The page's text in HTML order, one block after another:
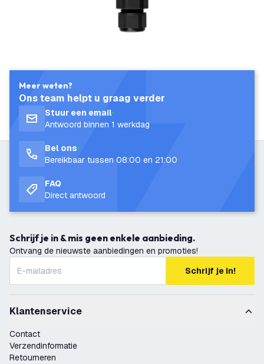
Meer weten?
Ons team helpt u graag verder
Stuur een email
Antwoord binnen 1 werkdag
Bel ons
Bereikbaar tussen 08:00 en 21:00
FAQ
Direct antwoord
Schrijf je in & mis geen enkele aanbieding.
Ontvang de nieuwste aanbiedingen en promoties!
Schrijf je in!
Klantenservice
Contact
Verzendinformatie
Retourneren